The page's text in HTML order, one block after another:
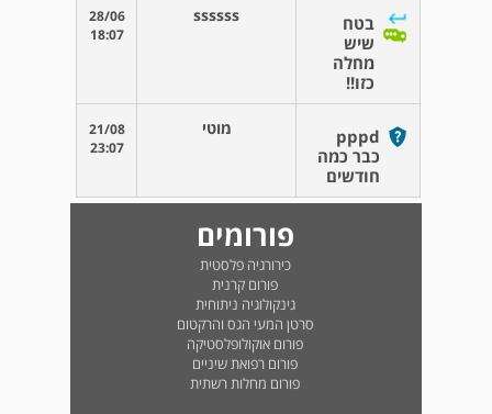
בטח
שיש
מחלה
כזו!!
ssssss
28/06
18:07
pppd
כבר כמה
חודשים
מוטי
21/08
23:07
פורומים
כירורגיה פלסטית
פורום קרנית
גינקולוגיה ניתוחית
סרטן המעי הגס והרקטום
פורום אוקולופלסטיקה
פורום רפואת שיניים
פורום מחלות רשתית